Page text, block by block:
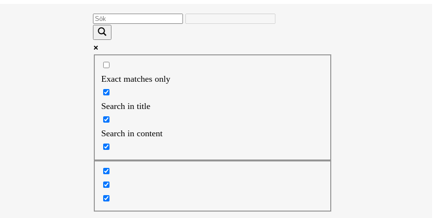
Exact matches only
Search in title
Search in content